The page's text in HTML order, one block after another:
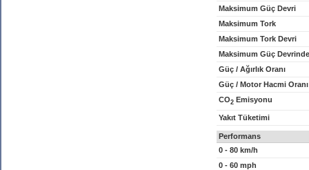
Maksimum Güç Devri
Maksimum Tork
Maksimum Tork Devri
Maksimum Güç
Güç / Ağırlık Oranı
Güç / Motor Hacmi Oranı
CO2 Emisyonu
Yakıt Tüketimi
Performans
0 - 80 km/h
0 - 60 mph